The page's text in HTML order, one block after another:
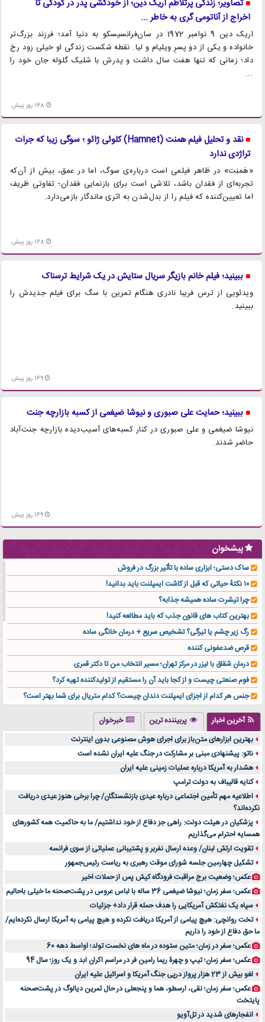
تصاویر؛ زندگی پرتلاطم اریک دین؛ از خودکشی پدر در کودکی تا
اخراج از آناتومی گری به خاطر ...
اریک دین 9 نوامبر 1972 در سان‌فرانسیسکو به دنیا آمد؛ فرزند بزرگ‌تر
خانواده و یکی از دو پسرِ ویلیام و لیا. نقطه شکست زندگی او خیلی زود رخ
داد؛ زمانی که تنها هفت سال داشت و پدرش با شلیک گلوله جان خود را
...
168 روز پیش
نقد و تحلیل فیلم همنت (Hamnet) کلوئی ژائو ؛ سوگی زیبا که جرات
تراژدی ندارد
«هَمنِت» در ظاهر فیلمی است درباره‌ی سوگ، اما در عمق، بیش از آن‌که
تجربه‌ای از فقدان باشد، تلاشی است برای بازنمایی فقدان؛ تفاوتی ظریف
اما تعیین‌کننده که فیلم را از بدل‌شدن به اثری ماندگار بازمی‌دارد.
168 روز پیش
ببینید؛ فیلم خانم بازیگر سریال ستایش در یک شرایط ترسناک
ویدئویی از ترس فریبا نادری هنگام تمرین با سگ برای فیلم جدیدش را
ببینید.
169 روز پیش
ببینید؛ حمایت علی صبوری و نیوشا ضیغمی از کسبه بازارچه جنت
نیوشا ضیغمی و علی صبوری در کنار کسبه‌های آسیب‌دیده بازارچه جنت‌آباد
حاضر شدند.
169 روز پیش
پیشخوان
ساک دستی؛ ابزاری ساده با تأثیر بزرگ در فروش
۱۰ نکتهٔ حیاتی که قبل از کاشت ایمپلنت باید بدانید!
چرا تیشرت ساده همیشه جذابه؟
بهترین کتاب های قانون جذب که باید مطالعه کنید!
رگ زیر چشم یا تیرگی؟ تشخیص سریع + درمان خانگی ساده
قرص ضدعفونی کننده
درمان شقاق با لیزر در مرکز تهران؛ مسیر انتخاب من تا دکتر قمری
فوم صنعتی چیست و از کجا باید آن را مستقیم از تولیدکننده تهیه کرد؟
جنس هر کدام از اجزای ایمپلنت دندان چیست؟ کدام متریال برای شما بهتر است؟
تولید لیوان کاغذی یک کسب‌ و کار پر سود و رو‌ به‌ رشد در بازار ایران
درد زانو بعد از تمرین با تردمیل؟ شاید مشکل از این انتخاب باشد
آینده موسیقی هم‌اکنون در اینجاست
بهترین راه تبلیغات کلینیک زیبایی و افزایش مشتری کدام است؟
مقایسه قالب آسترا با وودمارت و فلت‌سام (فارسی)
خرید سمعک کارکرده یا دست دوم | نکات مهم قبل از تصمیم‌گیری
خرید و فروش قطعات سرور دست دوم در ماهان شبکه ایرانیان
اهمیت انتخاب بهترین وکیل در سعادت آباد برای پرونده‌های حساس و کلان
لیفتراک صفر؛ راهنمای جامع خرید، قیمت و فروش در ایران
راهنمای جامع بهترین کفش ورزشی برای دویدن و استفاده روزمره | بررسی ۱۲ مدل برتر
آخرین اخبار پربیننده ترین
خبرخوان
بهترین ابزارهای متن‌باز برای اجرای هوش مصنوعی بدون اینترنت
ناتو: پیشنهادی مبنی بر مشارکت در جنگ علیه ایران نشده است
هشدار به آمریکا درباره عملیات زمینی علیه ایران
کنایه قالیباف به دولت ترامپ
اطلاعیه مهم تأمین اجتماعی درباره عیدی بازنشستگان/ چرا برخی هنوز عیدی دریافت
نکرده‌اند؟
پزشکیان در هیئت دولت: راهی جز دفاع از خود نداشتیم/ ما به حاکمیت همه کشورهای
همسایه احترام می‌گذاریم
تقویت ارتش لبنان/ وعده ارسال نفربر و پشتیبانی عملیاتی از سوی فرانسه
تشکیل چهارمین جلسه شورای موقت رهبری به ریاست رئیس‌جمهور
عکس؛ وضعیت برج مراقبت فرودگاه کیش پس از حملات اخیر
عکس؛ سفر زمان؛ نیوشا ضیغمی 36 ساله با لباس عروس در پشت‌صحنه ما خیلی باحالیم
سپاه یک نفتکش آمریکایی را هدف حمله قرار داد+ جزئیات
تخت روانچی: هیچ پیامی از آمریکا دریافت نکرده و هیچ پیامی به آمریکا ارسال نکرده‌ایم/
ما حق دفاع از خود را داریم
عکس؛ سفر در زمان؛ متین ستوده در ماه های نخست تولد؛ اواسط دهه 60
عکس؛ سفر زمان؛ تیپ و چهرۀ ریما رامین فر در مراسم اکران ابد و یک روز؛ سال 94
لغو بیش از 23 هزار پرواز درپی جنگ آمریکا و اسرائیل علیه ایران
عکس؛ سفر زمان؛ نقی، ارسطو، هما و پنجعلی در حال تمرین دیالوگ در پشت‌صحنه
پایتخت
انفجارهای شدید در تل‌آویو